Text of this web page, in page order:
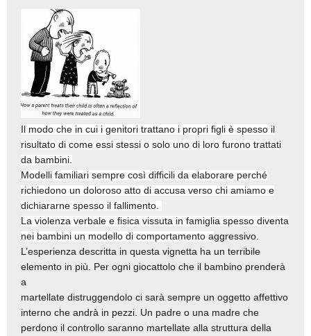
Il modo che in cui i genitori trattano i propri figli è spesso il
risultato di come essi stessi o solo uno di loro furono trattati
da bambini.
Modelli familiari sempre così difficili da elaborare perché
richiedono un doloroso atto di accusa verso chi amiamo e
dichiararne spesso il fallimento.
La violenza verbale e fisica vissuta in famiglia spesso diventa
nei bambini un modello di comportamento aggressivo.
L’esperienza descritta in questa vignetta ha un terribile
elemento in più. Per ogni giocattolo che il bambino prenderà
a
martellate distruggendolo ci sarà sempre un oggetto affettivo
interno che andrà in pezzi. Un padre o una madre che
perdono il controllo saranno martellate alla struttura della